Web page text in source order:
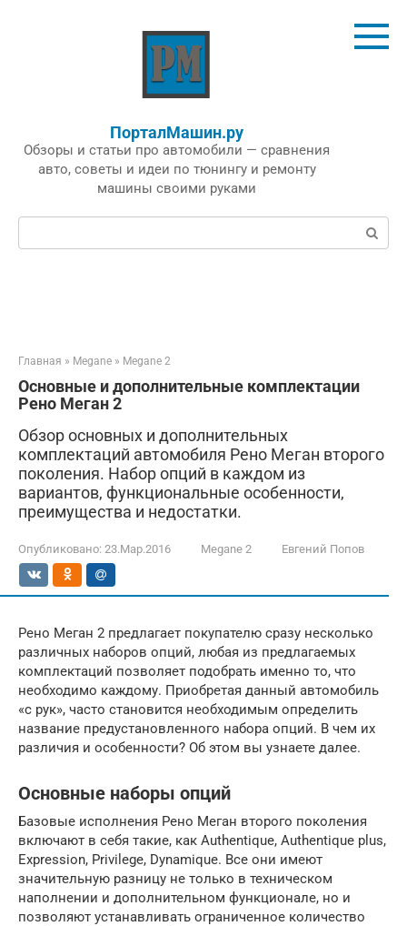
ПорталМашин.ру
Обзоры и статьи про автомобили — сравнения
авто, советы и идеи по тюнингу и ремонту
машины своими руками
Поиск:
Главная » Megane » Megane 2
Основные и дополнительные комплектации
Рено Меган 2
Обзор основных и дополнительных
комплектаций автомобиля Рено Меган второго
поколения. Набор опций в каждом из
вариантов, функциональные особенности,
преимущества и недостатки.
Опубликовано: 23.Мар.2016 Megane 2 Евгений Попов
Рено Меган 2 предлагает покупателю сразу несколько
различных наборов опций, любая из предлагаемых
комплектаций позволяет подобрать именно то, что
необходимо каждому. Приобретая данный автомобиль
«с рук», часто становится необходимым определить
название предустановленного набора опций. В чем их
различия и особенности? Об этом вы узнаете далее.
Основные наборы опций
Базовые исполнения Рено Меган второго поколения
включают в себя такие, как Authentique, Authentique plus,
Expression, Privilege, Dynamique. Все они имеют
значительную разницу не только в техническом
наполнении и дополнительном функционале, но и
позволяют устанавливать ограниченное количество